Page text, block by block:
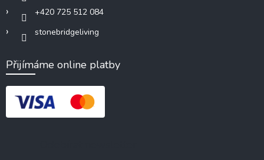
+420 725 512 084
stonebridgeliving
Přijímáme online platby